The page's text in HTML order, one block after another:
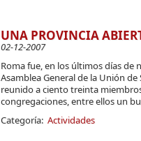
UNA PROVINCIA
02-12-2007
Roma fue, en los últimos días de
Asamblea General de la Unión
reunido a ciento treinta
congregaciones, entre ellos un
Categoría: Actividades